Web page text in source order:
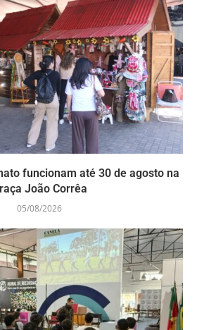
funcionam até 30 de agosto na
João Corrêa
05/08/2026